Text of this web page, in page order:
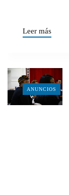
Leer más
ANUNCIOS